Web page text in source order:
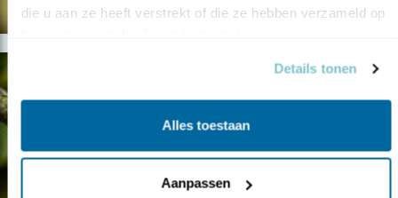
die u aan ze heeft verstrekt of die ze hebben verzameld op
Details tonen
Alles toestaan
Aanpassen